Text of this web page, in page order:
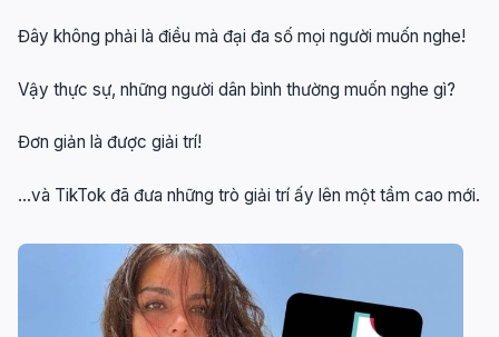
Đây không phải là điều mà đại đa số mọi người muốn nghe!
Vậy thực sự, những người dân bình thường muốn nghe gì?
Đơn giản là được giải trí!
…và TikTok đã đưa những trò giải trí ấy lên một tầm cao mới.